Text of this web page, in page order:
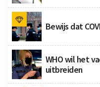
Bewijs dat
WHO wil het
uitbreiden